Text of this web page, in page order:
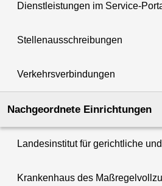
Dienstleistungen im Service-
Stellenausschreibungen
Verkehrsverbindungen
Nachgeordnete Einrichtungen
Landesinstitut für gerichtliche
Krankenhaus des